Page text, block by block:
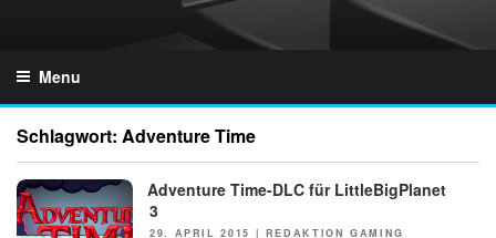
Menu
Schlagwort: Adventure Time
NEWS
Adventure Time-DLC für LittleBigPlanet
3
POSTED
29. APRIL 2015 | REDAKTION GAMING